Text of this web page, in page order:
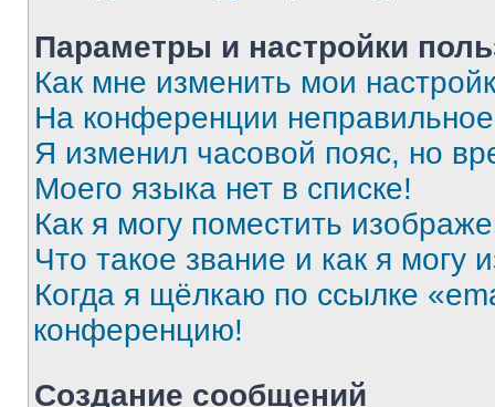
Параметры и настройки
Как мне изменить мои
На конференции
Я изменил часовой пояс, но
Моего языка нет в списке!
Как я могу поместить
Что такое звание и как я могу
Когда я щёлкаю по ссылке
конференцию!
Создание сообщений